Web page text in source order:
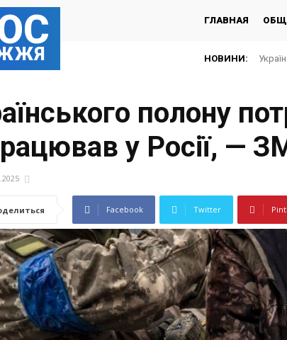
ГЛАВНАЯ
НОВИНИ:
полону
у Росії, —
Facebook Twitter